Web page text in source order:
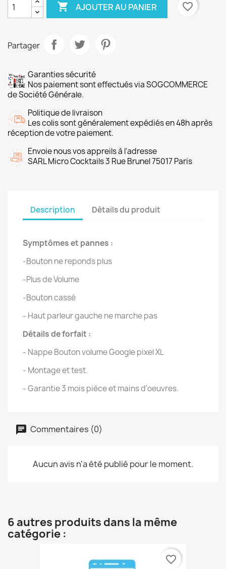
 AJOUTER AU PANIER favorite_border
Partager
Garanties sécurité
Nos paiement sont effectués via SOGCOMMERCE
de Société Générale.
Politique de livraison
Les colis sont généralement expédiés en 48h après
réception de votre paiement.
Envoie nous vos appreils à l'adresse
SARL Micro Cocktails 3 Rue Brunel 75017 Paris
Description Détails du produit
Symptômes et pannes :
-Bouton ne reponds plus
-Plus de Volume
-Bouton cassé
- Haut parleur gauche ne marche pas
Détails de forfait :
- Nappe Bouton volume Google pixel XL
- Montage et test.
- Garantie 3 mois pièce et mains d'oeuvres.
Commentaires (0)
Aucun avis n'a été publié pour le moment.
6 autres produits dans la même
catégorie :
favorite_border